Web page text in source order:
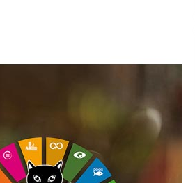
Martxa ospatuko da
2026/07/03